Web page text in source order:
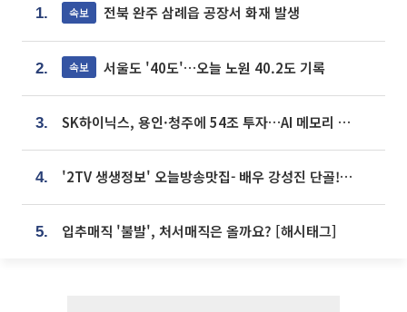
1. 속보 전북 완주 삼례읍 공장서 화재 발생
2. 속보 서울도 '40도'…오늘 노원 40.2도 기록
3. SK하이닉스, 용인·청주에 54조 투자…AI 메모리 생산기지 키운다
4. '2TV 생생정보' 오늘방송맛집- 배우 강성진 단골! 쌀국수ㆍ푸팟퐁 커리 맛집 '블○○○'
5. 입추매직 '불발', 처서매직은 올까요? [해시태그]